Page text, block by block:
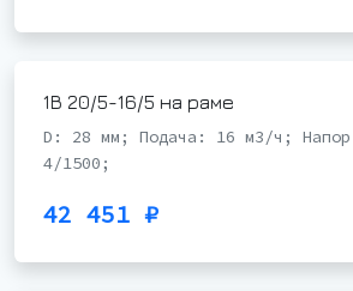
1В 20/5-16/5 на раме
D: 28 мм; Подача: 16 м3/ч;
4/1500;
42 451 ₽